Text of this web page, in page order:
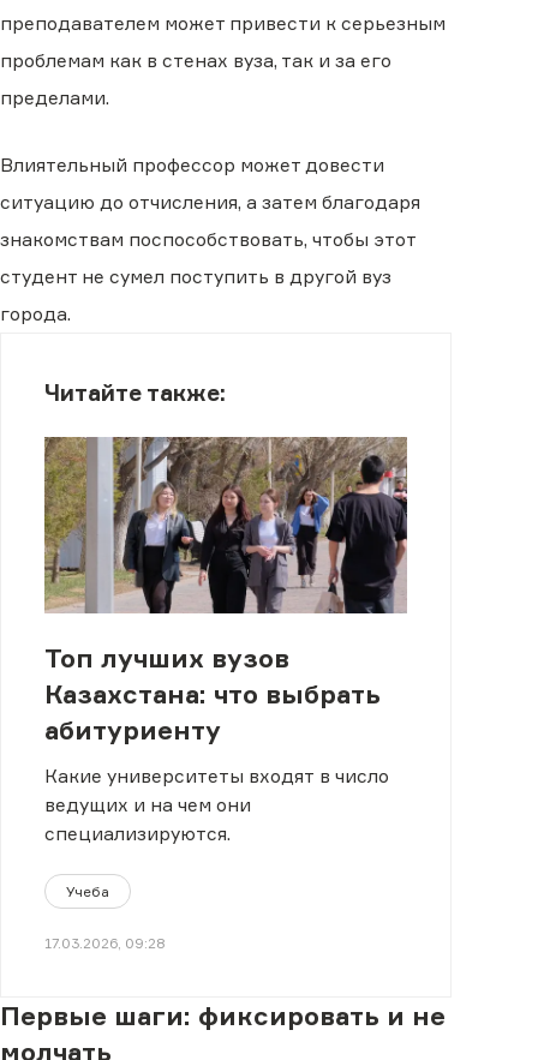
преподавателем может привести к серьезным
проблемам как в стенах вуза, так и за его
пределами.
Влиятельный профессор может довести
ситуацию до отчисления, а затем благодаря
знакомствам поспособствовать, чтобы этот
студент не сумел поступить в другой вуз
города.
Читайте также:
Топ лучших вузов
Казахстана: что выбрать
абитуриенту
Какие университеты входят в число
ведущих и на чем они
специализируются.
Учеба
17.03.2026, 09:28
Первые шаги: фиксировать и не
молчать